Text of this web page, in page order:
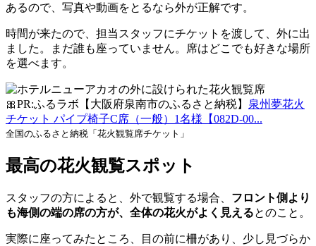
あるので、写真や動画をとるなら外が正解です。
時間が来たので、担当スタッフにチケットを渡して、外に出
ました。まだ誰も座っていません。席はどこでも好きな場所
を選べます。
🎀PR:ふるラボ【大阪府泉南市のふるさと納税】 泉州夢花火
チケット パイプ椅子C席（一般）1名様【082D-00...
全国のふるさと納税「花火観覧席チケット」
最高の花火観覧スポット
スタッフの方によると、外で観覧する場合、 フロント側より
も海側の端の席の方が、全体の花火がよく見えるとのこと。
実際に座ってみたところ、目の前に柵があり、少し見づらか